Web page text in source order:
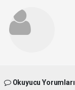
Okuyucu Yorumları